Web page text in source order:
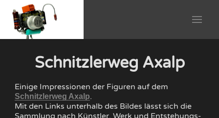
Schnitzlerweg Axalp
Einige Impressionen der Figuren auf dem
Schnitzlerweg Axalp.
Mit den Links unterhalb des Bildes lässt sich die
Sammlung nach Künstler, Werk und Entstehungs-